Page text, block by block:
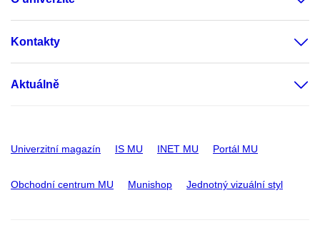
Kontakty
Aktuálně
Univerzitní magazín IS MU INET MU Portál MU
Obchodní centrum MU Munishop Jednotný vizuální styl